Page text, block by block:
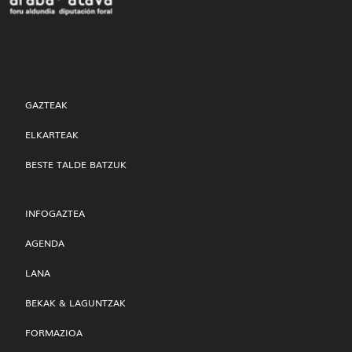
GAZTEAK
ELKARTEAK
BESTE TALDE BATZUK
INFOGAZTEA
AGENDA
LANA
BEKAK & LAGUNTZAK
FORMAZIOA